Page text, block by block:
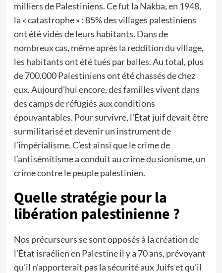
milliers de Palestiniens. Ce fut la Nakba, en 1948,
la « catastrophe » : 85% des villages palestiniens
ont été vidés de leurs habitants. Dans de
nombreux cas, même après la reddition du village,
les habitants ont été tués par balles. Au total, plus
de 700.000 Palestiniens ont été chassés de chez
eux. Aujourd’hui encore, des familles vivent dans
des camps de réfugiés aux conditions
épouvantables. Pour survivre, l’État juif devait être
surmilitarisé et devenir un instrument de
l’impérialisme. C’est ainsi que le crime de
l’antisémitisme a conduit au crime du sionisme, un
crime contre le peuple palestinien.
Quelle stratégie pour la
libération palestinienne ?
Nos précurseurs se sont opposés à la création de
l’État israélien en Palestine il y a 70 ans, prévoyant
qu’il n’apporterait pas la sécurité aux Juifs et qu’il